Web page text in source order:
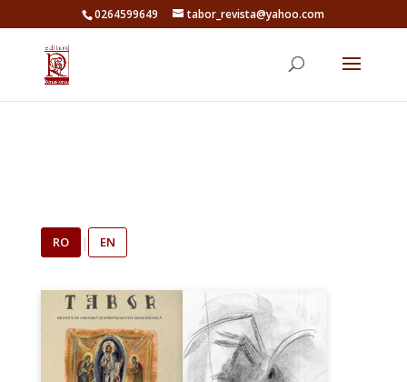
0264599649 tabor_revista@yahoo.com
RO | EN